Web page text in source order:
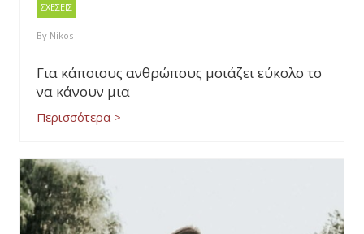
ΣΧΕΣΕΙΣ
By Nikos
Για κάποιους ανθρώπους μοιάζει εύκολο το
να κάνουν μια
Περισσότερα >